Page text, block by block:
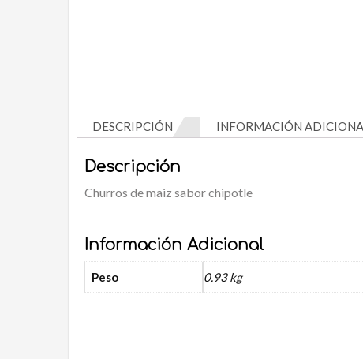
DESCRIPCIÓN INFORMACIÓN
Descripción
Churros de maiz sabor chipotle
Información Adicional
Peso 0.93 kg